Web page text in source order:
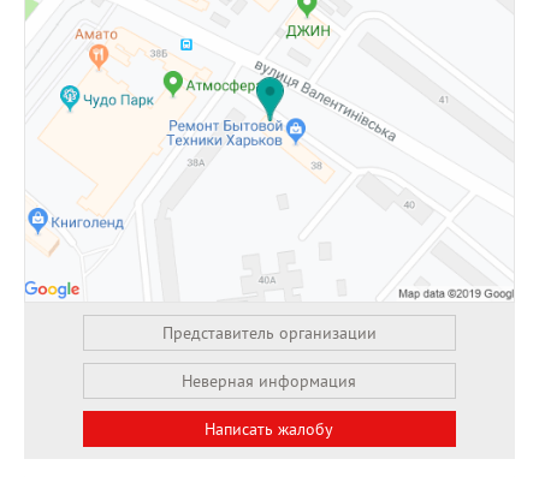
Представитель организации
Неверная информация
Написать жалобу